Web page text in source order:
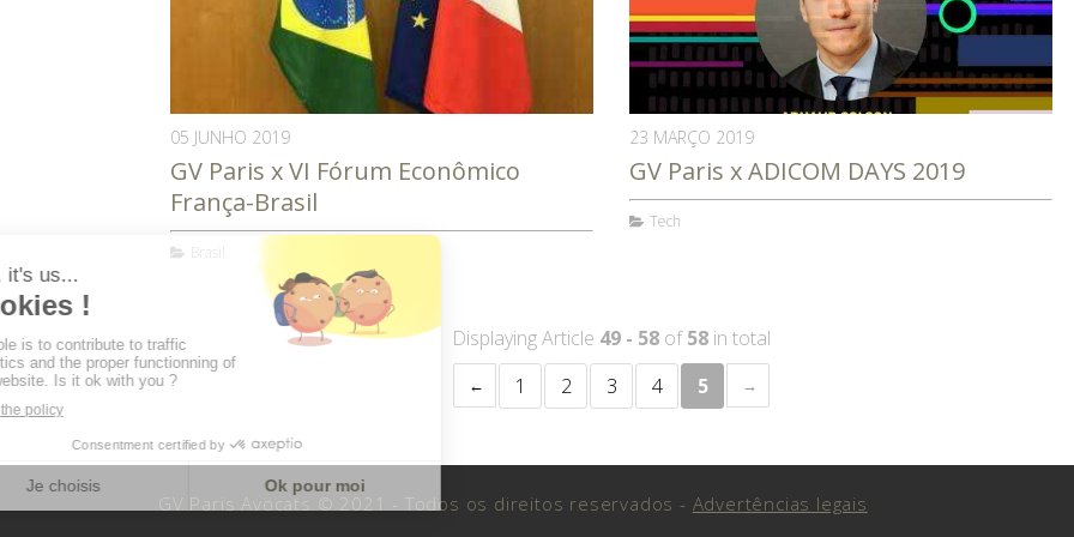
05 JUNHO 2019
GV Paris x VI Fórum Econômico
França-Brasil
23 MARÇO 2019
GV Paris x ADICOM DAYS 2019
Tech
Displaying Article 49 - 58 of58 in total
1 2 3 4 5
GV Paris Avocats © 2021 - Todos os direitos reservados - Advertências legais